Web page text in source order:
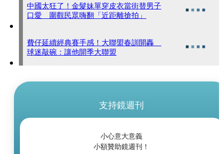
中國太狂了！金髮妹單穿皮衣當街替男子
口愛 圍觀民眾嗨翻「近距離搶拍」
費仔延續經典賽手感！大聯盟春訓開轟
球迷敲碗：讓他開季大聯盟
支持鏡週刊
小心意大意義
小額贊助鏡週刊！